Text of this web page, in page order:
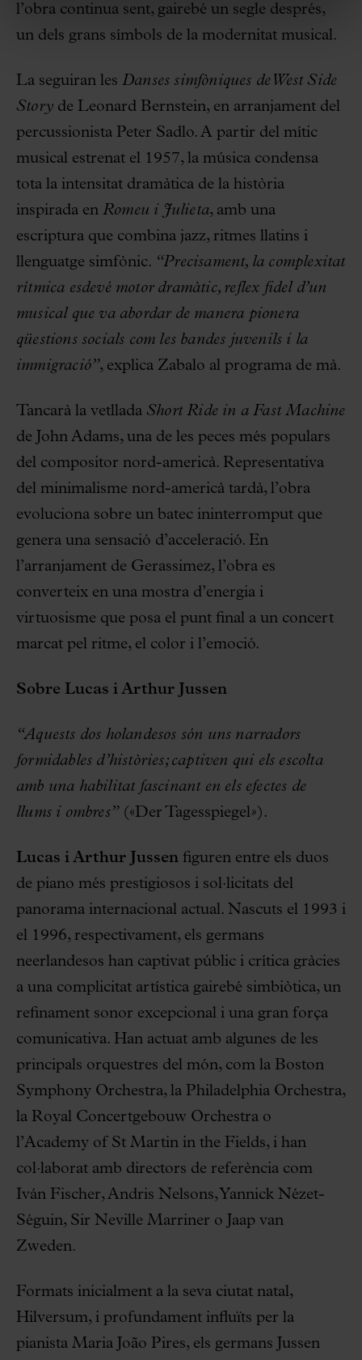
l’obra continua sent, gairebé un segle després,
un dels grans símbols de la modernitat musical.
La seguiran les Danses simfòniques de West Side
Story de Leonard Bernstein, en arranjament del
percussionista Peter Sadlo. A partir del mític
musical estrenat el 1957, la música condensa
tota la intensitat dramàtica de la història
inspirada en Romeu i Julieta, amb una
escriptura que combina jazz, ritmes llatins i
llenguatge simfònic. “Precisament, la complexitat
rítmica esdevé motor dramàtic, reflex fidel d’un
musical que va abordar de manera pionera
qüestions socials com les bandes juvenils i la
immigració”, explica Zabalo al programa de mà.
Tancarà la vetllada Short Ride in a Fast Machine
de John Adams, una de les peces més populars
del compositor nord-americà. Representativa
del minimalisme nord-americà tardà, l’obra
evoluciona sobre un batec ininterromput que
genera una sensació d’acceleració. En
l’arranjament de Gerassimez, l’obra es
converteix en una mostra d’energia i
virtuosisme que posa el punt final a un concert
marcat pel ritme, el color i l’emoció.
Sobre Lucas i Arthur Jussen
“Aquests dos holandesos són uns narradors
formidables d’històries; captiven qui els escolta
amb una habilitat fascinant en els efectes de
llums i ombres”(«Der Tagesspiegel»).
Lucas i Arthur Jussen figuren entre els duos
de piano més prestigiosos i sol·licitats del
panorama internacional actual. Nascuts el 1993 i
el 1996, respectivament, els germans
neerlandesos han captivat públic i crítica gràcies
a una complicitat artística gairebé simbiòtica, un
refinament sonor excepcional i una gran força
comunicativa. Han actuat amb algunes de les
principals orquestres del món, com la Boston
Symphony Orchestra, la Philadelphia Orchestra,
la Royal Concertgebouw Orchestra o
l’Academy of St Martin in the Fields, i han
col·laborat amb directors de referència com
Iván Fischer, Andris Nelsons, Yannick Nézet-
Séguin, Sir Neville Marriner o Jaap van
Zweden.
Formats inicialment a la seva ciutat natal,
Hilversum, i profundament influïts per la
pianista Maria João Pires, els germans Jussen